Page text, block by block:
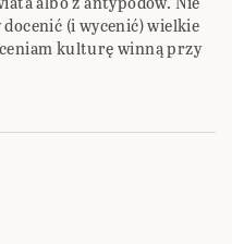
(i wycenić) wielkie
kulturę winną przy